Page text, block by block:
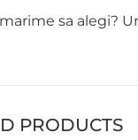
sa alegi?
PRODUCTS